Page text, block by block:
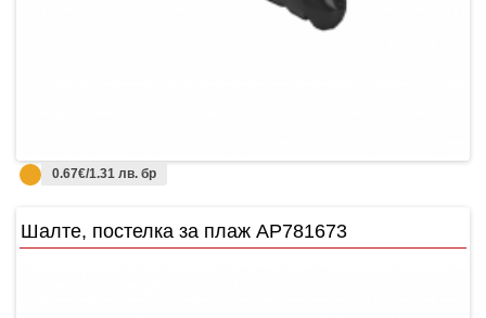
0.67€/1.31 лв. бр
Шалте, постелка за плаж AP781673